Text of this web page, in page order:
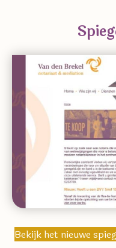
Bekijk het nieuwe